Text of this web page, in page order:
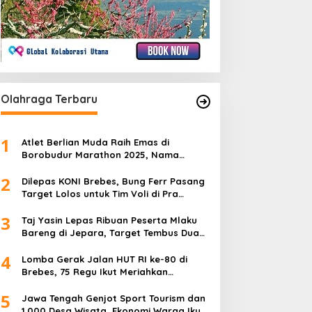
Olahraga Terbaru
1
Atlet Berlian Muda Raih Emas di
Borobudur Marathon 2025, Nama
2
Dilepas KONI Brebes, Bung Ferr Pasang
Target Lolos untuk Tim Voli di Pra
3
Taj Yasin Lepas Ribuan Peserta Mlaku
Bareng di Jepara, Target Tembus Dua
4
Lomba Gerak Jalan HUT RI ke-80 di
Brebes, 75 Regu Ikut Meriahkan
5
Jawa Tengah Genjot Sport Tourism dan